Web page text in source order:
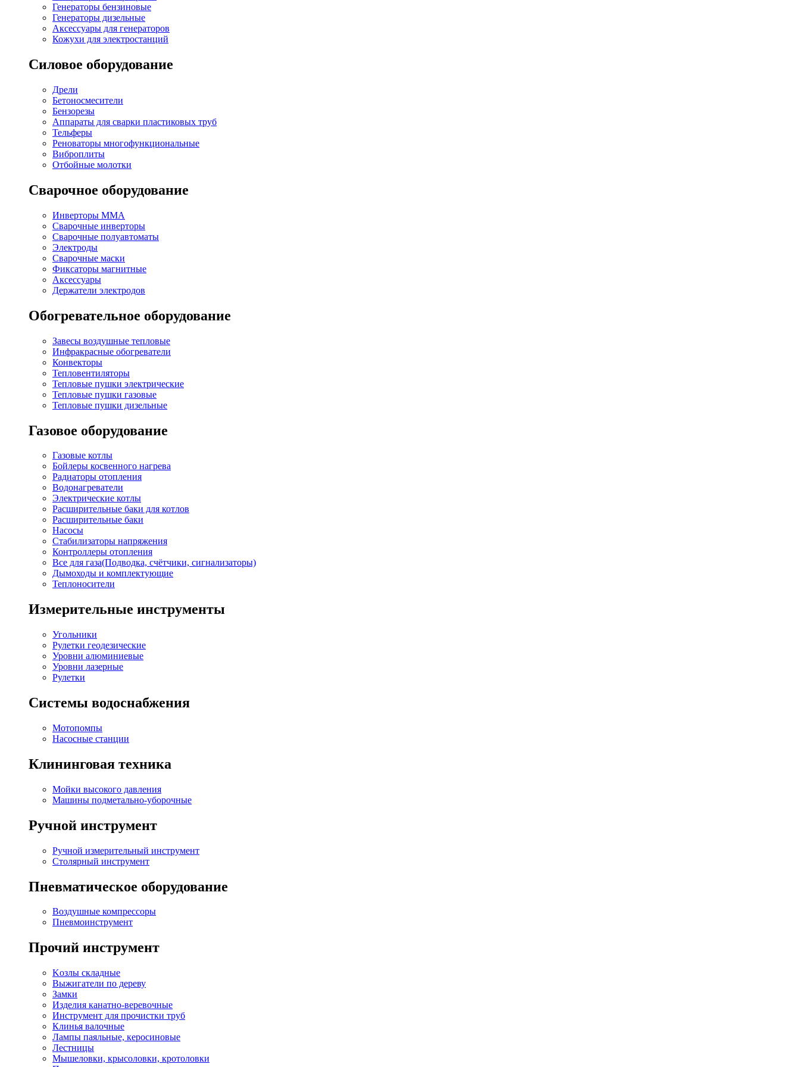
Генераторы бензиновые
Генераторы дизельные
Аксессуары для генераторов
Кожухи для электростанций
Силовое оборудование
Дрели
Бетоносмесители
Бензорезы
Аппараты для сварки пластиковых труб
Тельферы
Реноваторы многофункциональные
Виброплиты
Отбойные молотки
Сварочное оборудование
Инверторы MMA
Сварочные инверторы
Сварочные полуавтоматы
Электроды
Сварочные маски
Фиксаторы магнитные
Аксессуары
Держатели электродов
Обогревательное оборудование
Завесы воздушные тепловые
Инфракрасные обогреватели
Конвекторы
Тепловентиляторы
Тепловые пушки электрические
Тепловые пушки газовые
Тепловые пушки дизельные
Газовое оборудование
Газовые котлы
Бойлеры косвенного нагрева
Радиаторы отопления
Водонагреватели
Электрические котлы
Расширительные баки для котлов
Расширительные баки
Насосы
Стабилизаторы напряжения
Контроллеры отопления
Все для газа(Подводка, счётчики, сигнализаторы)
Дымоходы и комплектующие
Теплоносители
Измерительные инструменты
Угольники
Рулетки геодезические
Уровни алюминиевые
Уровни лазерные
Рулетки
Системы водоснабжения
Мотопомпы
Насосные станции
Клининговая техника
Мойки высокого давления
Машины подметально-уборочные
Ручной инструмент
Ручной измерительный инструмент
Столярный инструмент
Пневматическое оборудование
Воздушные компрессоры
Пневмоинструмент
Прочий инструмент
Kозлы складные
Выжигатели по дереву
Замки
Изделия канатно-веревочные
Инструмент для прочистки труб
Клинья валочные
Лампы паяльные, керосиновые
Лестницы
Мышеловки, крысоловки, кротоловки